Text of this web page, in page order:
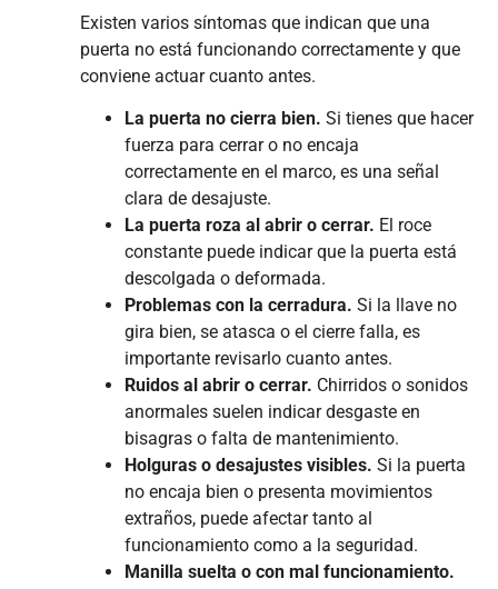
Existen varios síntomas que indican que una
puerta no está funcionando correctamente y que
conviene actuar cuanto antes.
La puerta no cierra bien. Si tienes que hacer
fuerza para cerrar o no encaja
correctamente en el marco, es una señal
clara de desajuste.
La puerta roza al abrir o cerrar. El roce
constante puede indicar que la puerta está
descolgada o deformada.
Problemas con la cerradura. Si la llave no
gira bien, se atasca o el cierre falla, es
importante revisarlo cuanto antes.
Ruidos al abrir o cerrar. Chirridos o sonidos
anormales suelen indicar desgaste en
bisagras o falta de mantenimiento.
Holguras o desajustes visibles. Si la puerta
no encaja bien o presenta movimientos
extraños, puede afectar tanto al
funcionamiento como a la seguridad.
Manilla suelta o con mal funcionamiento.